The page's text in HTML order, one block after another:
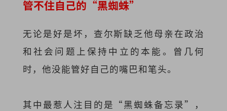
管不住自己的“黑蜘蛛”
无论是好是坏，查尔斯缺乏他母亲在政治
和社会问题上保持中立的本能。曾几何
时，他没能管好自己的嘴巴和笔头。
其中最惹人注目的是“黑蜘蛛备忘录”，